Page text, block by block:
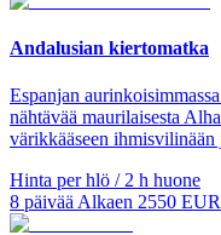
Andalusian kiertomatka
Espanjan
nähtävää maurilaisesta
värikkääseen
Hinta per hlö / 2 h huone
8 päivää Alkaen 2550 EUR